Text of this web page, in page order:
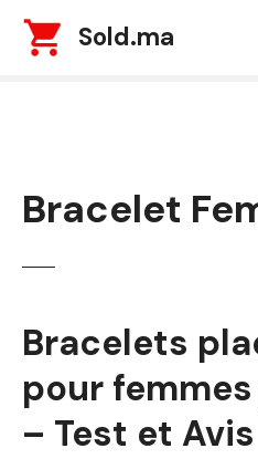
Sold.ma
Bracelet
Bracelets
pour
– Test et Avis